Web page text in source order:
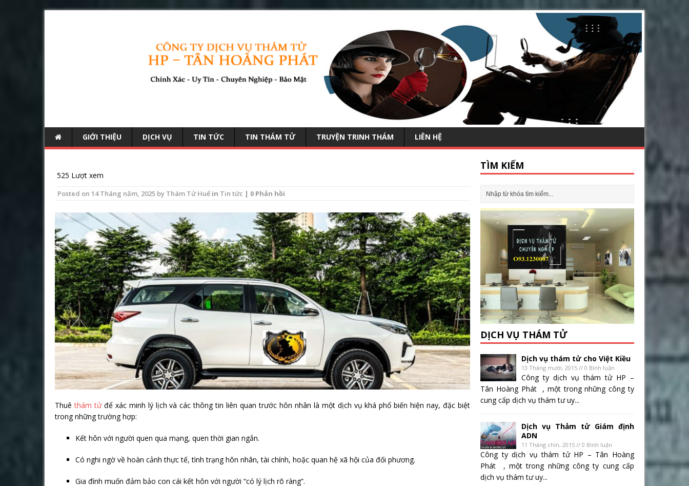
GIỚI THIỆU DỊCH VỤ TIN TỨC TIN THÁM TỬ TRUYỆN TRINH THÁM LIÊN HỆ
525 Lượt xem
Posted on 14 Tháng năm, 2025 by Thám Tử Huếin Tin tức | 0 Phản hồi
Thuêthám tửđể xác minh lý lịch và các thông tin liên quan trước hôn nhân là một dịch vụ khá phổ biến hiện nay, đặc biệt
trong những trường hợp:
Kết hôn với người quen qua mạng, quen thời gian ngắn.
Có nghi ngờ về hoàn cảnh thực tế, tình trạng hôn nhân, tài chính, hoặc quan hệ xã hội của đối phương.
Gia đình muốn đảm bảo con cái kết hôn với người “có lý lịch rõ ràng”.
TÌM KIẾM
DỊCH VỤ THÁM TỬ
Dịch vụ thám tử cho Việt Kiều
13 Tháng mười, 2015 // 0 Bình luận
Công ty dịch vụ thám tử HP –
Tân Hoàng Phát , một trong những công ty
cung cấp dịch vụ thám tư uy...
Dịch vụ Thảm tử Giám định
ADN
11 Tháng chín, 2015 // 0 Bình luận
Công ty dịch vụ thám tử HP – Tân Hoàng
Phát , một trong những công ty cung cấp
dịch vụ thám tư uy...